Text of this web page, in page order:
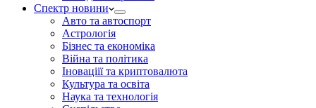
Спектр новини
Авто та автоспорт
Астрологія
Бізнес та економіка
Війна та політика
Іноваціії та криптовалюта
Культура та освіта
Наука та технологія